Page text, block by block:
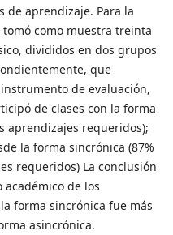
de aprendizaje. Para la
como muestra treinta
divididos en dos grupos
que
de evaluación,
de clases con la forma
aprendizajes requeridos);
la forma sincrónica (87%
requeridos) La conclusión
de los
forma sincrónica fue más
asincrónica.